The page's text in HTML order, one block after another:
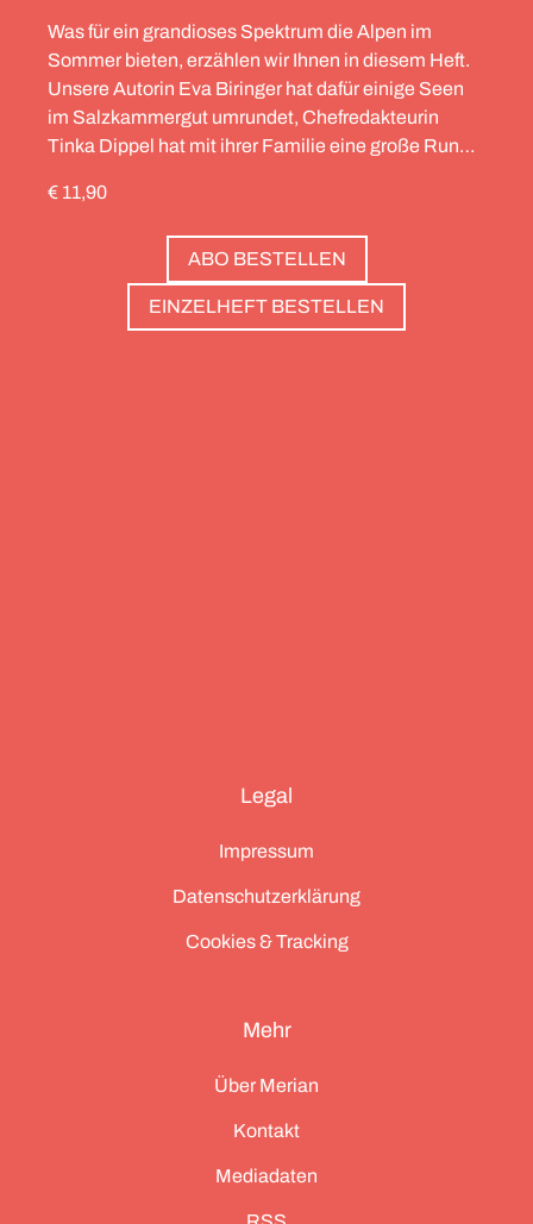
Was für ein grandioses Spektrum die Alpen im
Sommer bieten, erzählen wir Ihnen in diesem Heft.
Unsere Autorin Eva Biringer hat dafür einige Seen
im Salzkammergut umrundet, Chefredakteurin
Tinka Dippel hat mit ihrer Familie eine große Runde
Helfrich ist über viele Gipfel gegangen – von
Salzburg bis nach Triest. Und die Redaktion hat
zwölf Hotels gesammelt, die zweierlei gemeinsam
haben: Sie sind die perfekte Basis, um Gipfel zu
stürmen. Und sie haben wunderschöne Pools, um
€ 11,90
ABO BESTELLEN
EINZELHEFT BESTELLEN
Legal
Impressum
Datenschutzerklärung
Cookies & Tracking
Mehr
Über Merian
Kontakt
Mediadaten